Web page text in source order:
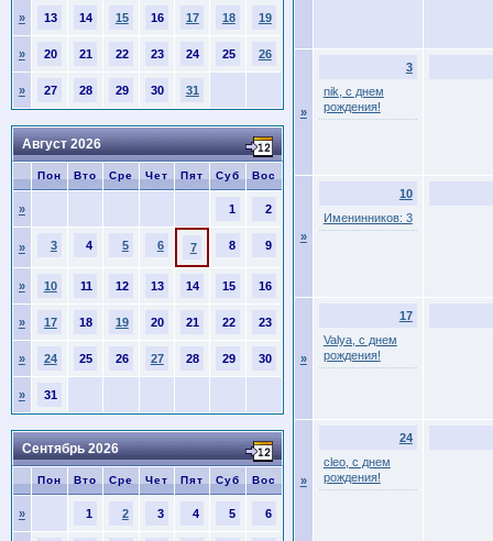
» 13 14 15 16 17 18 19
» 20 21 22 23 24 25 26
» 27 28 29 30 31
Август 2026
Пон Вто Сре Чет Пят Суб Вос
» 1 2
» 3 4 5 6 7 8 9
» 10 11 12 13 14 15 16
» 17 18 19 20 21 22 23
» 24 25 26 27 28 29 30
» 31
Сентябрь 2026
Пон Вто Сре Чет Пят Суб Вос
» 1 2 3 4 5 6
»
3
nik, с днем
рождения!
»
10
Именинников: 3
»
17
Valya, с днем
рождения!
»
24
cleo, с днем
рождения!